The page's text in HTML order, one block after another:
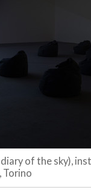
of the sky),
Torino